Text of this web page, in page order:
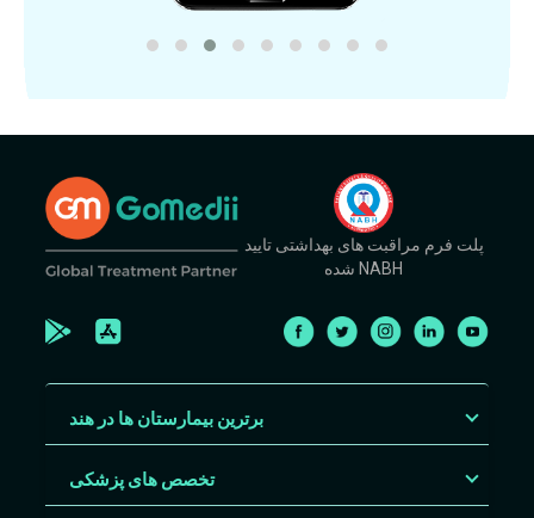
پلت فرم مراقبت های بهداشتی تایید
شده NABH
برترین بیمارستان ها در هند
تخصص های پزشکی